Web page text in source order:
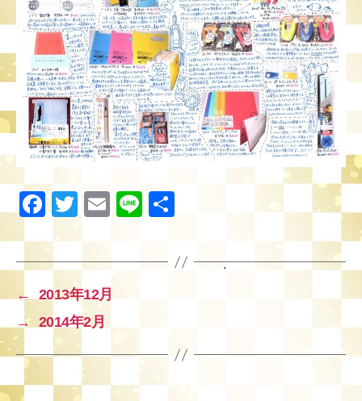
F
c
b
o
o
k
T
tt
er
E
ail
Li
e
← 2013年12月
→ 2014年2月